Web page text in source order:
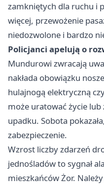
zamkniętych dla ruchu i
więcej, przewożenie
niedozwolone i bardzo
Policjanci apelują o
Mundurowi zwracają
nakłada obowiązku
hulajnogą elektryczną
może uratować życie
upadku. Sobota
zabezpieczenie.
Wzrost liczby zdarzeń
jednośladów to sygnał
mieszkańców Żor.